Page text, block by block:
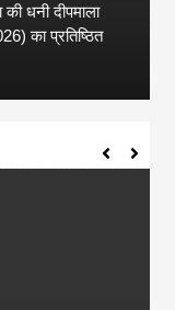
धनी दीपमाला
का प्रतिष्ठित